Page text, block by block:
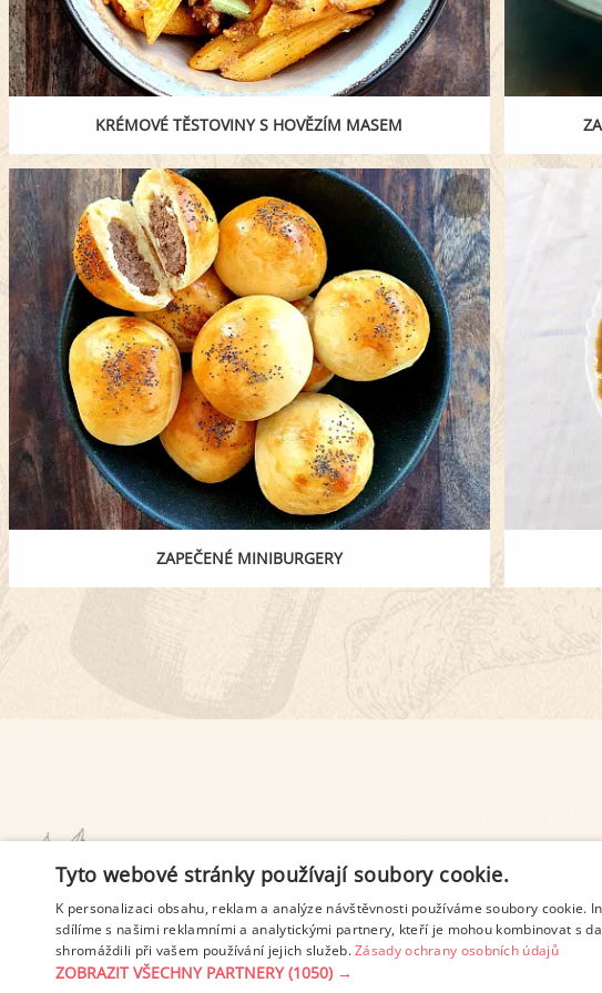
KRÉMOVÉ TĚSTOVINY S HOVĚZÍM MASEM
ZAPEČENÉ MINIBURGERY
PODMÍNKY UŽITÍ ZÁSADY
Tyto webové stránky používají soubory cookie.
K personalizaci obsahu, reklam a analýze návštěvnosti používáme soubory cookie.
sdílíme s našimi reklamními a analytickými partnery, kteří je mohou kombinovat s
shromáždili při vašem používání jejich služeb.Zásady ochrany osobních údajů
ZOBRAZIT VŠECHNY PARTNERY(1050) →